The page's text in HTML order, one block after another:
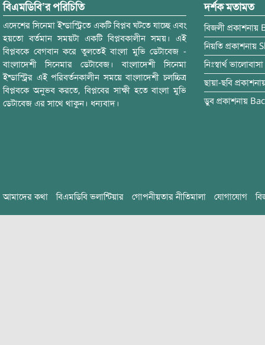
বিএমডিবি’র পরিচিতি
এদেশের সিনেমা ইন্ডাস্ট্রিতে একটি বিপ্লব ঘটতে যাচ্ছে এবং
হয়তো বর্তমান সময়টা একটি বিপ্লবকালীন সময়। এই
বিপ্লবকে বেগবান করে তুলতেই বাংলা মুভি ডেটাবেজ -
বাংলাদেশী সিনেমার ডেটাবেজ। বাংলাদেশী সিনেমা
ইন্ডাস্ট্রির এই পরিবর্তনকালীন সময়ে বাংলাদেশী চলচ্চিত্র
বিপ্লবকে অনুভব করতে, বিপ্লবের সাক্ষী হতে বাংলা মুভি
ডেটাবেজ এর সাথে থাকুন। ধন্যবাদ।
দর্শক মতামত
বিজলী প্রকাশনায়
নিয়তি প্রকাশনায়
নিঃস্বার্থ ভালোবাসা
ছায়া-ছবি
ডুব প্রকাশনায়
আমাদের কথা বিএমডিবি ভলান্টিয়ার গোপনীয়তার নীতিমালা যোগাযোগ